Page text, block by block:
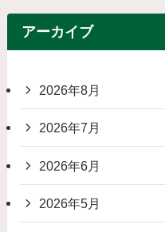
アーカイブ
2026年8月
2026年7月
2026年6月
2026年5月